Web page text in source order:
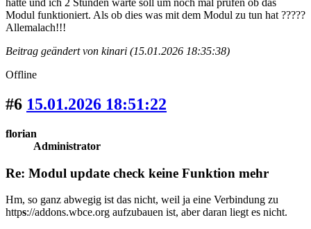
hatte und ich 2 Stunden warte soll um noch mal prüfen ob das
Modul funktioniert. Als ob dies was mit dem Modul zu tun hat ?????
Allemalach!!!
Beitrag geändert von kinari (15.01.2026 18:35:38)
Offline
#6 15.01.2026 18:51:22
florian
Administrator
Re: Modul update check keine Funktion mehr
Hm, so ganz abwegig ist das nicht, weil ja eine Verbindung zu
https://addons.wbce.org aufzubauen ist, aber daran liegt es nicht.